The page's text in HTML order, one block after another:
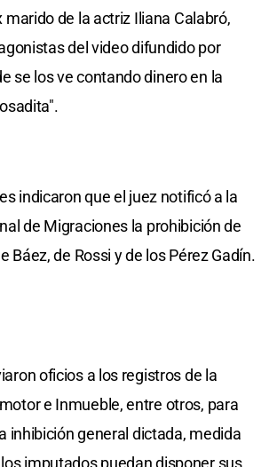
marido de la actriz Iliana Calabró,
del video difundido por
se los ve contando dinero en la
indicaron que el juez notificó a la
de Migraciones la prohibición de
Báez, de Rossi y de los Pérez Gadín.
oficios a los registros de la
e Inmueble, entre otros, para
inhibición general dictada, medida
imputados puedan disponer sus